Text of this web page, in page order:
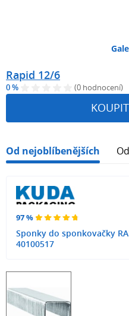
Rapid 12/6
0 % (0 hodnocení)
Od nejoblíbenějších
97 %
Sponky do sponkovačky
40100517